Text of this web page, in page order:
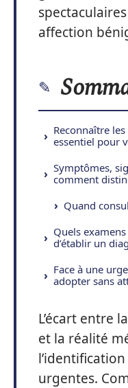
affection
Reconnaître
essentiel pour
Symptômes,
comment
Quand
Quels
d’établir un
Face à une
adopter sans
L’écart entre
et la réalité
urgentes.